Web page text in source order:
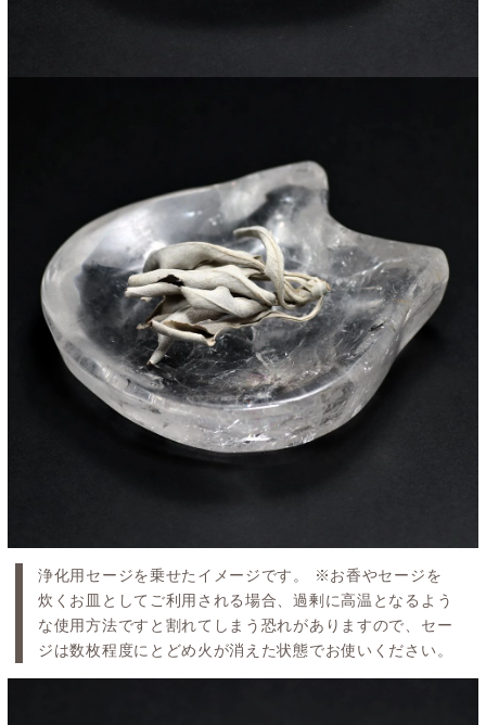
浄化用セージを乗せたイメージです。 ※お香やセージを
炊くお皿としてご利用される場合、過剰に高温となるよう
な使用方法ですと割れてしまう恐れがありますので、セー
ジは数枚程度にとどめ火が消えた状態でお使いください。